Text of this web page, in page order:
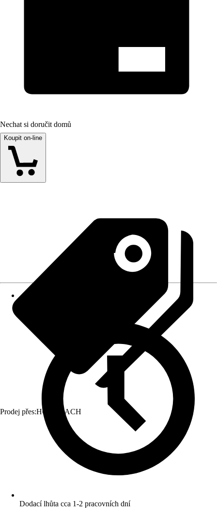
Nechat si doručit domů
Koupit on-line
Prodej přes:HORNBACH
Dodací lhůta cca 1-2 pracovních dní